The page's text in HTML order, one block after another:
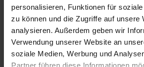
personalisieren, Funktionen für
zu können und die Zugriffe auf unsere
analysieren. Außerdem geben wir
Verwendung unserer Website an
soziale Medien, Werbung und
Partner führen diese Informationen